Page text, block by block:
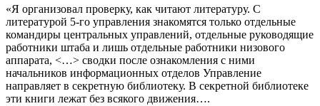
«Я организовал проверку, как читают литературу. С
литературой 5-го управления знакомятся только отдельные
командиры центральных управлений, отдельные руководящие
работники штаба и лишь отдельные работники низового
аппарата, <…> сводки после ознакомления с ними
начальников информационных отделов Управление
направляет в секретную библиотеку. В секретной библиотеке
эти книги лежат без всякого движения….